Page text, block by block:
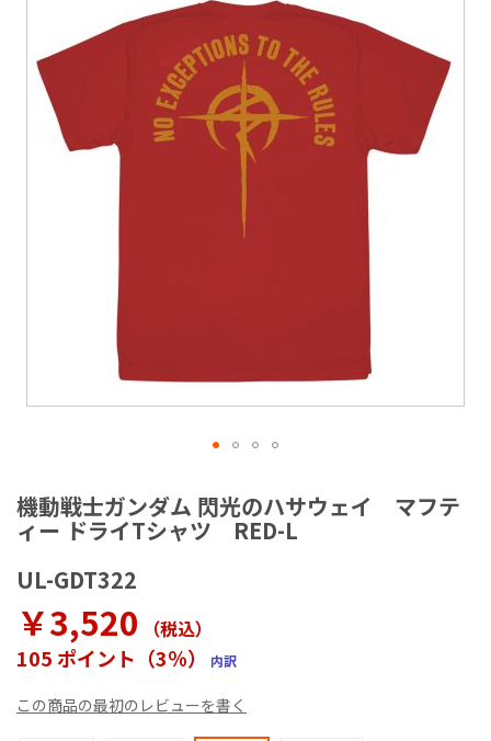
機動戦士ガンダム 閃光のハサウェイ マフテ
ィー ドライTシャツ RED-L
UL-GDT322
￥3,520 （税込）
105 ポイント（3％） 内訳
この商品の最初のレビューを書く
ギ
メ
ー
ジ
ャ
リ
ー
の
初